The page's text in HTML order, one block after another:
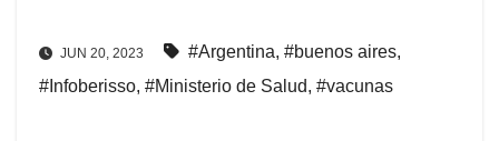
JUN 20, 2023 #Argentina, #buenos aires,
#Infoberisso, #Ministerio de Salud, #vacunas